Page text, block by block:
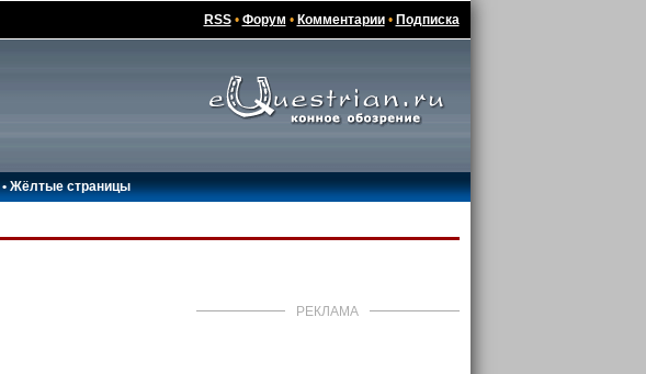
RSS• Форум • Комментарии• Подписка
•Жёлтые страницы
РЕКЛАМА